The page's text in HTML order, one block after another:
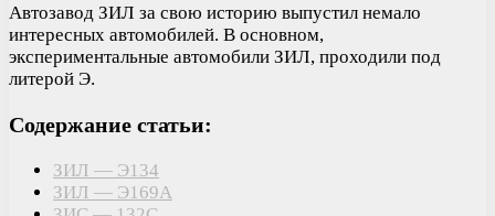
Автозавод ЗИЛ за свою историю выпустил немало
интересных автомобилей. В основном,
экспериментальные автомобили ЗИЛ, проходили под
литерой Э.
Содержание статьи:
ЗИЛ — Э134
ЗИЛ — Э169А